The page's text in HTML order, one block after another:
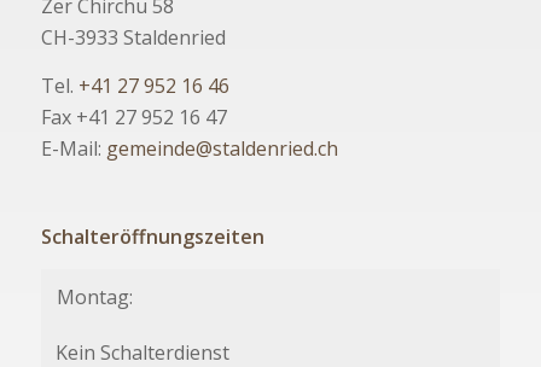
Zer Chirchu 58
CH-3933 Staldenried
Tel. +41 27 952 16 46
Fax +41 27 952 16 47
E-Mail: gemeinde@staldenried.ch
Schalteröffnungszeiten
Montag:
Kein Schalterdienst